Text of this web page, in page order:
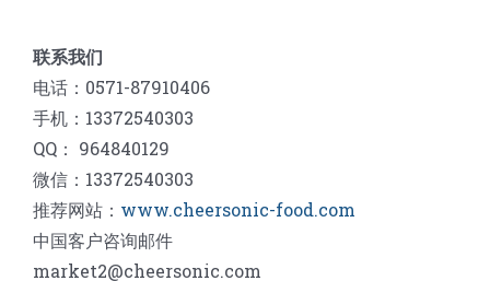
联系我们
电话：0571-87910406
手机：13372540303
QQ： 964840129
微信：13372540303
推荐网站： www.cheersonic-food.com
中国客户咨询邮件
market2@cheersonic.com